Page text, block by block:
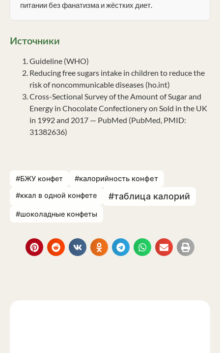
питании без фанатизма и жёстких диет.
Источники
Guideline (WHO)
Reducing free sugars intake in children to reduce the
risk of noncommunicable diseases (ho.int)
Cross-Sectional Survey of the Amount of Sugar and
Energy in Chocolate Confectionery on Sold in the UK
in 1992 and 2017 — PubMed (PubMed, PMID:
31382636)
#БЖУ конфет #калорийность конфет
#ккал в одной конфете #таблица калорий
#шоколадные конфеты